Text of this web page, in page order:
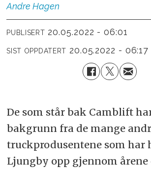
Andre Hagen
PUBLISERT 20.05.2022 - 06:01
SIST OPPDATERT 20.05.2022 - 06:17
De som står bak Camblift
bakgrunn fra de mange
truckprodusentene som har
Ljungby opp gjennom årene